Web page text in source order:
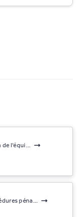
de l'équi...
péna...